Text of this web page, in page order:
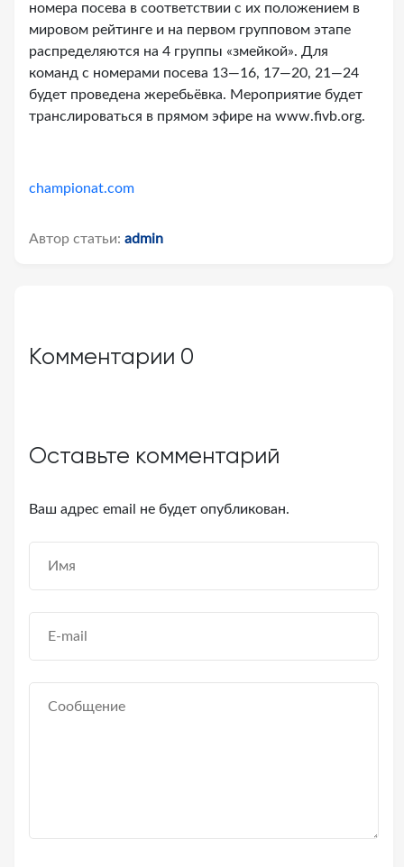
номера посева в соответствии с их положением в
мировом рейтинге и на первом групповом этапе
распределяются на 4 группы «змейкой». Для
команд с номерами посева 13—16, 17—20, 21—24
будет проведена жеребьёвка. Мероприятие будет
транслироваться в прямом эфире на www.fivb.org.
championat.com
Автор статьи: admin
Комментарии 0
Оставьте комментарий
Ваш адрес email не будет опубликован.